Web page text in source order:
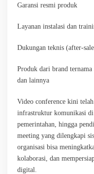
Garansi resmi produk
Layanan instalasi dan
Dukungan teknis (after-
Produk dari brand
dan lainnya
Video conference kini
infrastruktur komunikasi di
pemerintahan, hingga
meeting yang dilengkapi
organisasi bisa
kolaborasi, dan
digital.